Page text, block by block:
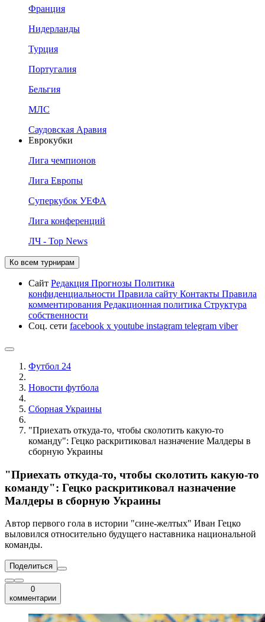
Франция
Нидерланды
Турция
Португалия
Бельгия
МЛС
Саудовская Аравия
Еврокубки
Лига чемпионов
Лига Европы
Суперкубок УЕФА
Лига конференций
ЛЧ - Top News
Ко всем турнирам
Сайт Редакция Прогнозы Политика
конфиденциальности Правила сайту Контакты Правила
комментирования Редакционная политика Структура
собственности
Соц. сети facebook x youtube instagram telegram viber
Футбол 24
Новости футбола
Сборная Украины
"Приехать откуда-то, чтобы сколотить какую-то
команду": Гецко раскритиковал назначение Малдеры в
сборную Украины
"Приехать откуда-то, чтобы сколотить какую-то
команду": Гецко раскритиковал назначение
Малдеры в сборную Украины
Автор первого гола в истории "сине-желтых" Иван Гецко
выловился относительно будущего наставника национальной
команды.
Поделиться
0
комментарии